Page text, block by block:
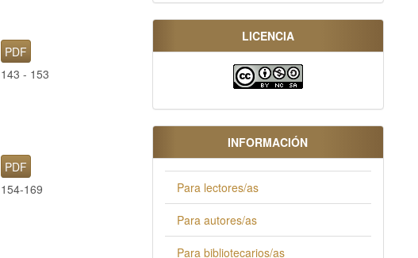
PDF
143 - 153
PDF
154-169
LICENCIA
INFORMACIÓN
Para lectores/as
Para autores/as
Para bibliotecarios/as